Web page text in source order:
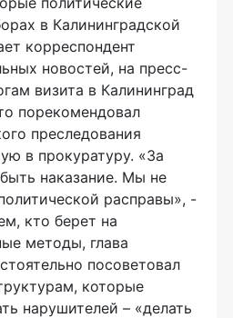
в Калининградской
корреспондент
новостей, на пресс-
визита в Калининград
порекомендовал
преследования
в прокуратуру. «За
наказание. Мы не
расправы», -
кто берет на
методы, глава
посоветовал
которые
нарушителей – «делать